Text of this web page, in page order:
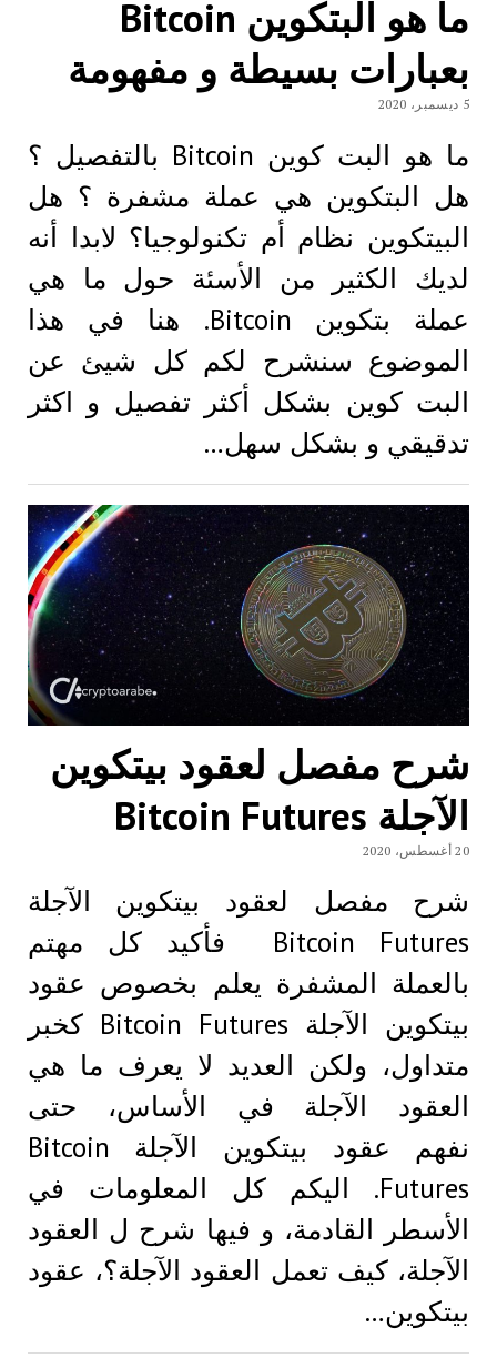
ما هو البتكوين Bitcoin
بعبارات بسيطة و مفهومة
5 ديسمبر، 2020
ما هو البت كوين Bitcoin بالتفصيل ؟
هل البتكوين هي عملة مشفرة ؟ هل
البيتكوين نظام أم تكنولوجيا؟ لابدا أنه
لديك الكثير من الأسئة حول ما هي
عملة بتكوين Bitcoin. هنا في هذا
الموضوع سنشرح لكم كل شيئ عن
البت كوين بشكل أكثر تفصيل و اكثر
تدقيقي و بشكل سهل…
شرح مفصل لعقود بيتكوين
الآجلة Bitcoin Futures
20 أغسطس، 2020
شرح مفصل لعقود بيتكوين الآجلة
Bitcoin Futures فأكيد كل مهتم
بالعملة المشفرة يعلم بخصوص عقود
بيتكوين الآجلة Bitcoin Futures كخبر
متداول، ولكن العديد لا يعرف ما هي
العقود الآجلة في الأساس، حتى
نفهم عقود بيتكوين الآجلة Bitcoin
Futures. اليكم كل المعلومات في
الأسطر القادمة، و فيها شرح ل العقود
الآجلة، كيف تعمل العقود الآجلة؟، عقود
بيتكوين…